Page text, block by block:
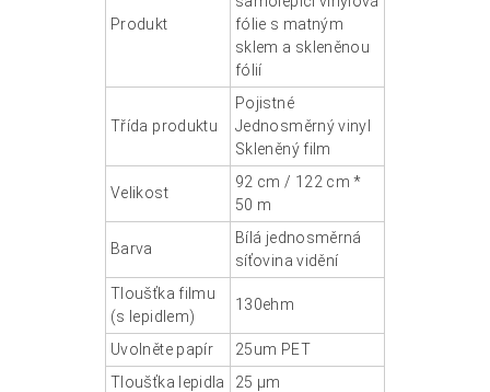
Produkt
fólie s matným
sklem a skleněnou
fólií
Třída produktu
Pojistné
Jednosměrný vinyl
Skleněný film
Velikost
92 cm / 122 cm *
50 m
Barva
Bílá jednosměrná
síťovina vidění
Tloušťka filmu
(s lepidlem)
130ehm
Uvolněte papír
25um PET
Tloušťka lepidla
25 μm